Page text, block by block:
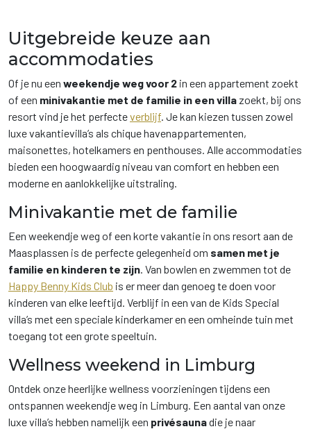
Uitgebreide keuze aan
accommodaties
Of je nu een weekendje weg voor 2 in een appartement zoekt
of een minivakantie met de familie in een villa zoekt, bij ons
resort vind je het perfecteverblijf . Je kan kiezen tussen zowel
luxe vakantievilla’s als chique havenappartementen,
maisonettes, hotelkamers en penthouses. Alle accommodaties
bieden een hoogwaardig niveau van comfort en hebben een
moderne en aanlokkelijke uitstraling.
Minivakantie met de familie
Een weekendje weg of een korte vakantie in ons resort aan de
Maasplassen is de perfecte gelegenheid om samen met je
familie en kinderen te zijn . Van bowlen en zwemmen tot de
Happy Benny Kids Club is er meer dan genoeg te doen voor
kinderen van elke leeftijd. Verblijf in een van de Kids Special
villa’s met een speciale kinderkamer en een omheinde tuin met
toegang tot een grote speeltuin.
Wellness weekend in Limburg
Ontdek onze heerlijke wellness voorzieningen tijdens een
ontspannen weekendje weg in Limburg. Een aantal van onze
luxe villa’s hebben namelijk een privésaunadie je naar